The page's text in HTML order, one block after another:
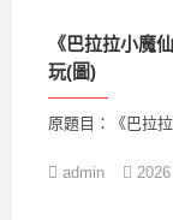
《巴拉拉小魔
玩(圖)
原題目：《巴拉
admin